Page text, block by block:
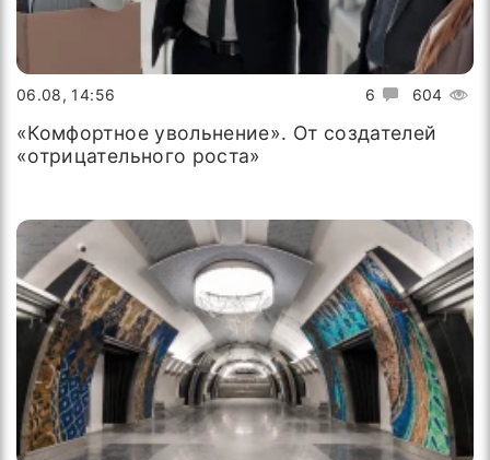
6 604
06.08, 14:56
«Комфортное увольнение». От создателей
«отрицательного роста»